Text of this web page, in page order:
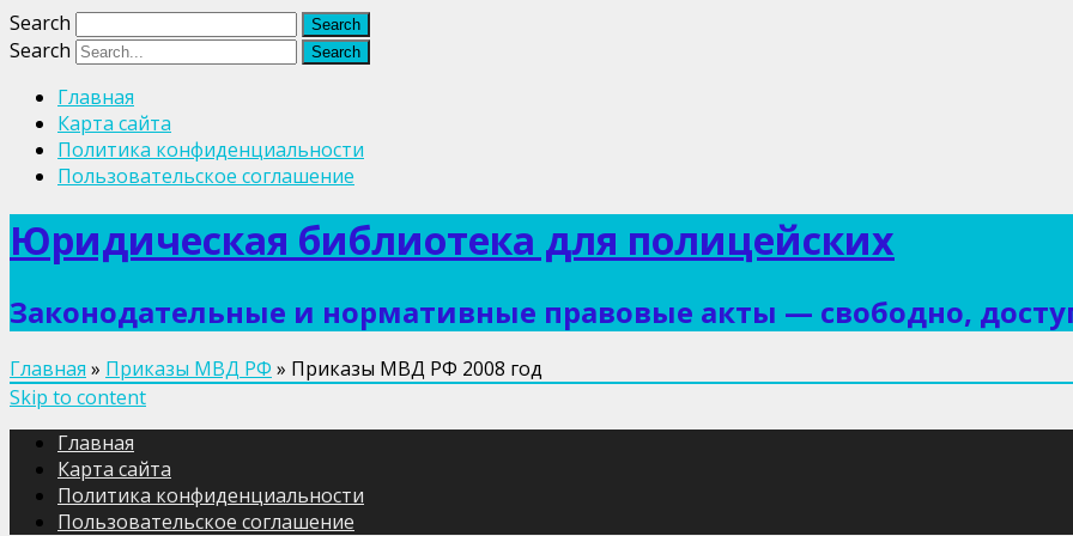
Search
Search
Главная
Карта сайта
Политика конфиденциальности
Пользовательское соглашение
Юридическая библиотека для полицейских
Законодательные и нормативные правовые акты — свободно,
Главная » Приказы МВД РФ » Приказы МВД РФ 2008 год
Skip to content
Главная
Карта сайта
Политика конфиденциальности
Пользовательское соглашение